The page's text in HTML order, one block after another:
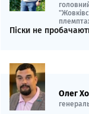
Піски не
Олег